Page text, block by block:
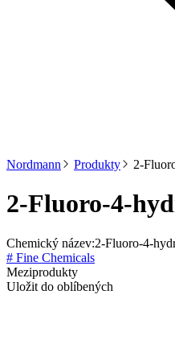
Nordmann Produkty 2-
2-Fluoro-4-
Chemický název:2-Fluoro-4-
# Fine Chemicals
Meziprodukty
Uložit do oblíbených